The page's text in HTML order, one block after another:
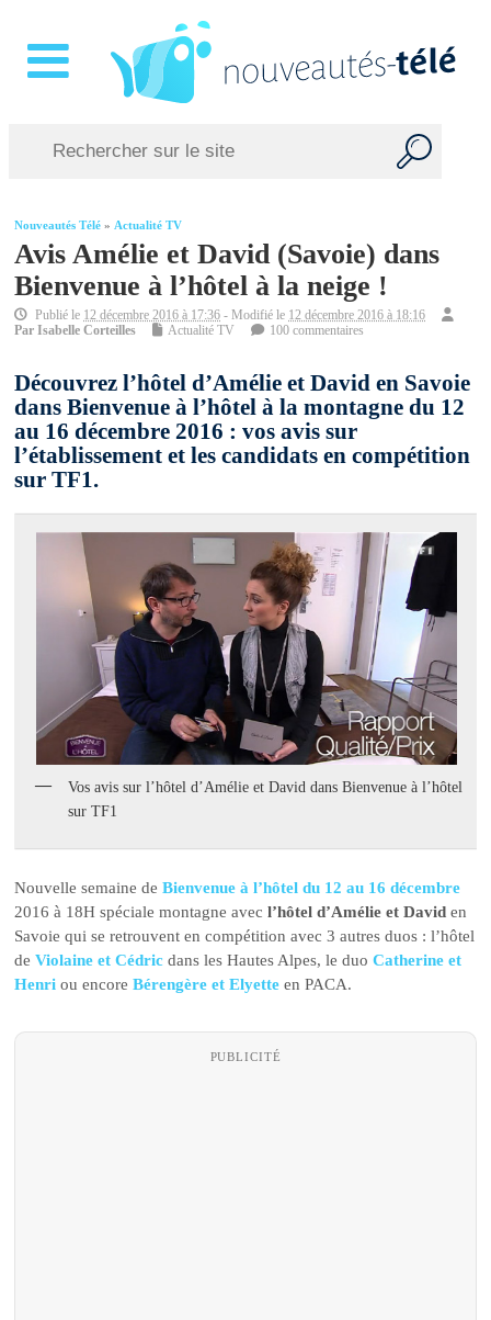
Nouveautés Télé »Actualité TV
Avis Amélie et David (Savoie) dans
Bienvenue à l’hôtel à la neige !
Publié le 12 décembre 2016 à 17:36 - Modifié le 12 décembre 2016 à 18:16
ParIsabelle Corteilles Actualité TV 100 commentaires
Découvrez l’hôtel d’Amélie et David en Savoie
dans Bienvenue à l’hôtel à la montagne du 12
au 16 décembre 2016 : vos avis sur
l’établissement et les candidats en compétition
sur TF1.
Vos avis sur l’hôtel d’Amélie et David dans Bienvenue à l’hôtel
sur TF1
Nouvelle semaine deBienvenue à l’hôtel du 12 au 16 décembre
2016 à 18H spéciale montagne avecl’hôtel d’Amélie et David en
Savoie qui se retrouvent en compétition avec 3 autres duos : l’hôtel
deViolaine et Cédric dans les Hautes Alpes, le duoCatherine et
Henri ou encore Bérengère et Elyette en PACA.
PUBLICITÉ